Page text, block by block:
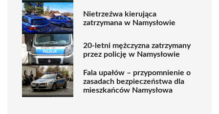
Nietrzeźwa kierująca
zatrzymana w Namysłowie
20-letni mężczyzna zatrzymany
przez policję w Namysłowie
Fala upałów – przypomnienie o
zasadach bezpieczeństwa dla
mieszkańców Namysłowa